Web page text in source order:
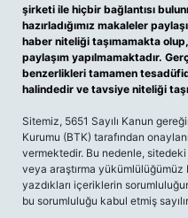
şirketi ile hiçbir bağlantısı
hazırladığımız makaleler
haber niteliği taşımamakta
paylaşım yapılmamaktadır.
benzerlikleri tamamen
halindedir ve tavsiye niteliği
Sitemiz, 5651 Sayılı Kanun
Kurumu (BTK) tarafından
vermektedir. Bu nedenle,
veya araştırma
yazdıkları içeriklerin
bu sorumluluğu kabul etmiş